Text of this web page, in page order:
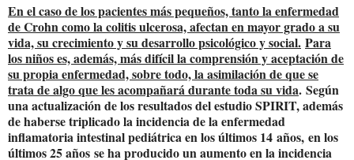
En el caso de los pacientes más pequeños, tanto la enfermedad
de Crohn como la colitis ulcerosa, afectan en mayor grado a su
vida, su crecimiento y su desarrollo psicológico y social. Para
los niños es, además, más difícil la comprensión y aceptación de
su propia enfermedad, sobre todo, la asimilación de que se
trata de algo que les acompañará durante toda su vida. Según
una actualización de los resultados del estudio SPIRIT, además
de haberse triplicado la incidencia de la enfermedad
inflamatoria intestinal pediátrica en los últimos 14 años, en los
últimos 25 años se ha producido un aumento en la incidencia